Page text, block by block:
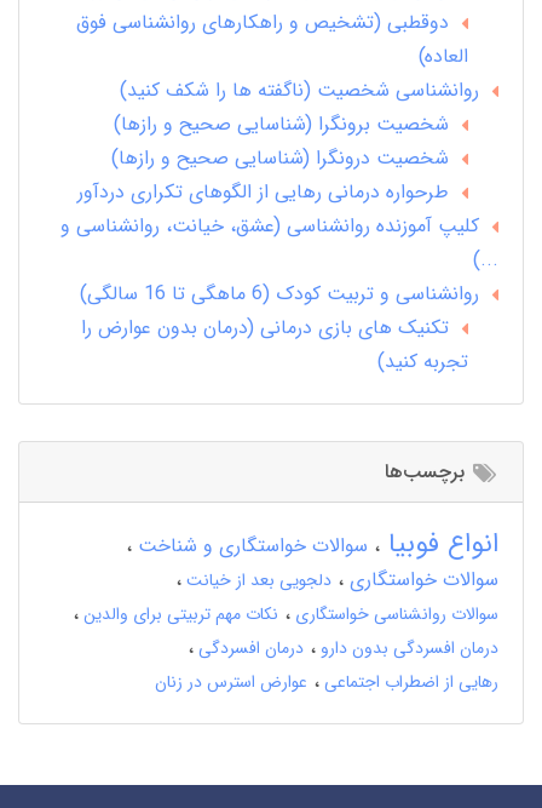
دوقطبی (تشخیص و راهکارهای روانشناسی فوق
العاده)
روانشناسی شخصیت (ناگفته ها را شکف کنید)
شخصیت برونگرا (شناسایی صحیح و رازها)
شخصیت درونگرا (شناسایی صحیح و رازها)
طرحواره درمانی رهایی از الگوهای تکراری دردآور
کلیپ آموزنده روانشناسی (عشق، خیانت، روانشناسی و
...)
روانشناسی و تربیت کودک (6 ماهگی تا 16 سالگی)
تکنیک های بازی درمانی (درمان بدون عوارض را
تجربه کنید)
برچسب‌ها
انواع فوبیا
سوالات خواستگاری و شناخت
سوالات خواستگاری
دلجویی بعد از خیانت
سوالات روانشناسی خواستگاری
نکات مهم تربیتی برای والدین
درمان افسردگی بدون دارو
درمان افسردگی
رهایی از اضطراب اجتماعی
عوارض استرس در زنان